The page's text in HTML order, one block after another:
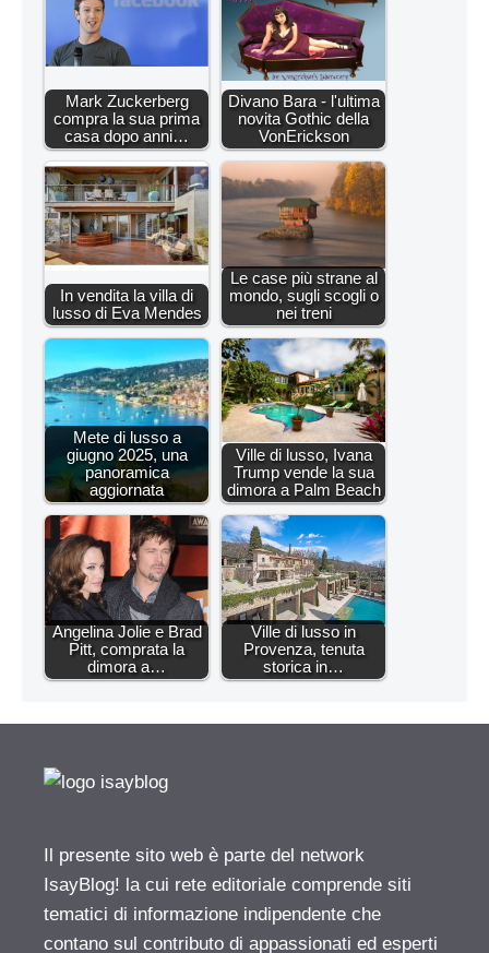
Mark Zuckerberg
compra la sua prima
casa dopo anni…
Divano Bara - l'ultima
novita Gothic della
VonErickson
In vendita la villa di
lusso di Eva Mendes
Le case più strane al
mondo, sugli scogli o
nei treni
Mete di lusso a
giugno 2025, una
panoramica
aggiornata
Ville di lusso, Ivana
Trump vende la sua
dimora a Palm Beach
Angelina Jolie e Brad
Pitt, comprata la
dimora a…
Ville di lusso in
Provenza, tenuta
storica in…
Il presente sito web è parte del network
IsayBlog! la cui rete editoriale comprende siti
tematici di informazione indipendente che
contano sul contributo di appassionati ed esperti